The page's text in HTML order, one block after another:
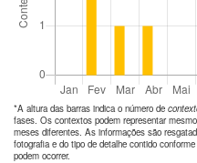
*A altura das barras indica o número de
fases. Os contextos podem representar
meses diferentes. As informações são
fotografia e do tipo de detalhe contido
podem ocorrer.